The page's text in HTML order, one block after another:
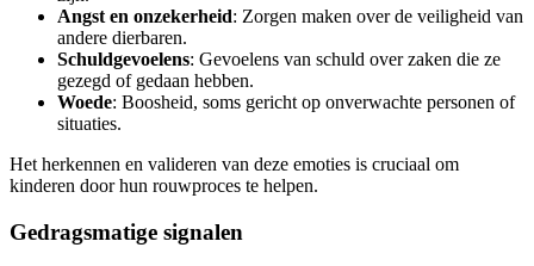
Angst en onzekerheid: Zorgen maken over de veiligheid van
andere dierbaren.
Schuldgevoelens: Gevoelens van schuld over zaken die ze
gezegd of gedaan hebben.
Woede: Boosheid, soms gericht op onverwachte personen of
situaties.
Het herkennen en valideren van deze emoties is cruciaal om
kinderen door hun rouwproces te helpen.
Gedragsmatige signalen